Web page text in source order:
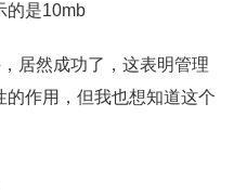
的是10mb
居然成功了，这表明管理
作用，但我也想知道这个